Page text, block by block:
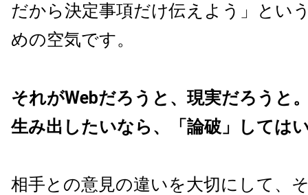
だから決定事項だけ伝えよう」とい
めの空気です。
それがWebだろうと、現実だろうと
生み出したいなら、「論破」しては
相手との意見の違いを大切にして、